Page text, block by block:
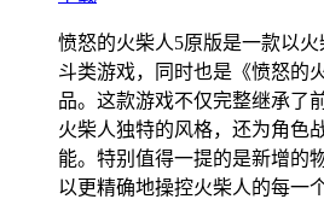
愤怒的火柴人5原版是一款以
斗类游戏，同时也是《愤怒的
品。这款游戏不仅完整继承了
火柴人独特的风格，还为角色
能。特别值得一提的是新增的
以更精确地操控火柴人的每一